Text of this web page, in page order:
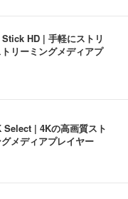
HD | 手軽にストリ
リーミングメディアプ
| 4Kの高画質スト
メディアプレイヤー